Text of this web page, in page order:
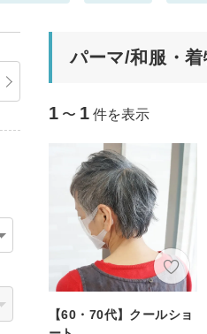
パーマ/和服・
1 〜 1 件を表示
【60・70代】クールショ